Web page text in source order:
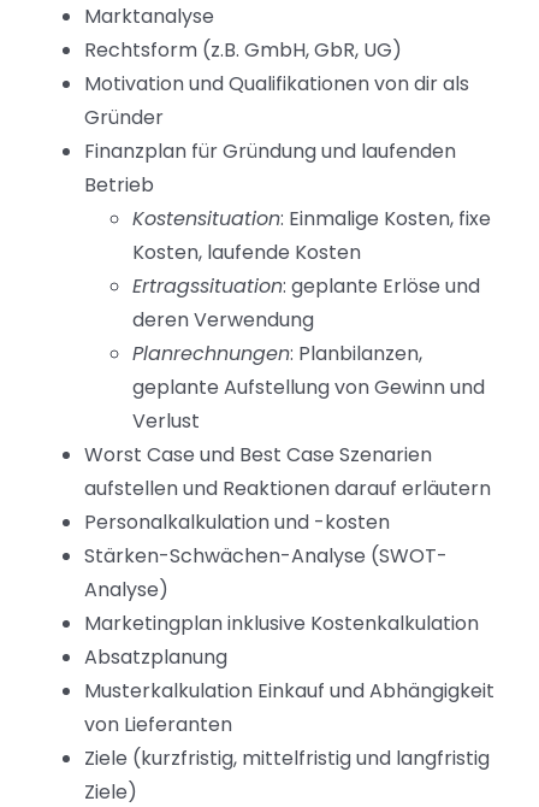
Marktanalyse
Rechtsform (z.B. GmbH, GbR, UG)
Motivation und Qualifikationen von dir als
Gründer
Finanzplan für Gründung und laufenden
Betrieb
Kostensituation: Einmalige Kosten, fixe
Kosten, laufende Kosten
Ertragssituation: geplante Erlöse und
deren Verwendung
Planrechnungen: Planbilanzen,
geplante Aufstellung von Gewinn und
Verlust
Worst Case und Best Case Szenarien
aufstellen und Reaktionen darauf erläutern
Personalkalkulation und -kosten
Stärken-Schwächen-Analyse (SWOT-
Analyse)
Marketingplan inklusive Kostenkalkulation
Absatzplanung
Musterkalkulation Einkauf und Abhängigkeit
von Lieferanten
Ziele (kurzfristig, mittelfristig und langfristig
Ziele)